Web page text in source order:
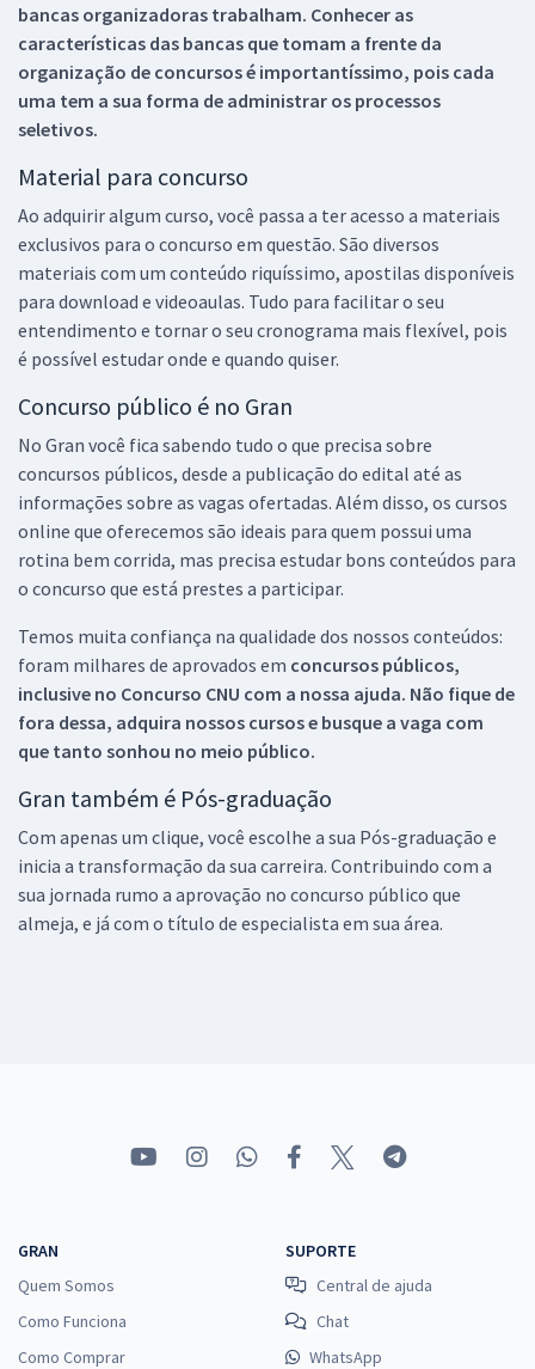
bancas organizadoras trabalham. Conhecer as
características das bancas que tomam a frente da
organização de concursos é importantíssimo, pois cada
uma tem a sua forma de administrar os processos
seletivos.
Material para concurso
Ao adquirir algum curso, você passa a ter acesso a materiais
exclusivos para o concurso em questão. São diversos
materiais com um conteúdo riquíssimo, apostilas disponíveis
para download e videoaulas. Tudo para facilitar o seu
entendimento e tornar o seu cronograma mais flexível, pois
é possível estudar onde e quando quiser.
Concurso público é no Gran
No Gran você fica sabendo tudo o que precisa sobre
concursos públicos, desde a publicação do edital até as
informações sobre as vagas ofertadas. Além disso, os cursos
online que oferecemos são ideais para quem possui uma
rotina bem corrida, mas precisa estudar bons conteúdos para
o concurso que está prestes a participar.
Temos muita confiança na qualidade dos nossos conteúdos:
foram milhares de aprovados em concursos públicos,
inclusive no Concurso CNU com a nossa ajuda. Não fique de
fora dessa, adquira nossos cursos e busque a vaga com
que tanto sonhou no meio público.
Gran também é Pós-graduação
Com apenas um clique, você escolhe a sua Pós-graduação e
inicia a transformação da sua carreira. Contribuindo com a
sua jornada rumo a aprovação no concurso público que
almeja, e já com o título de especialista em sua área.
GRAN
Quem Somos
Como Funciona
Como Comprar
SUPORTE
Central de ajuda
Chat
WhatsApp